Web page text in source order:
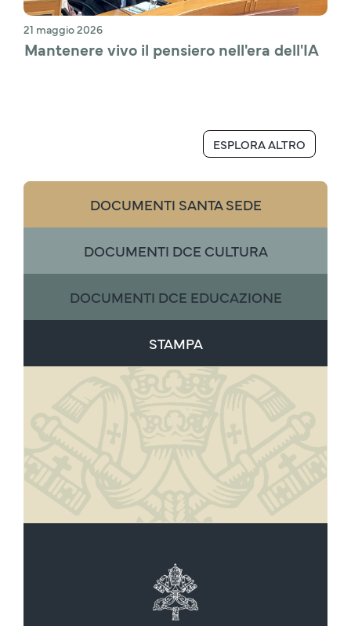
21 maggio 2026
Mantenere vivo il pensiero nell'era dell'IA
ESPLORA ALTRO
DOCUMENTI SANTA SEDE
DOCUMENTI DCE CULTURA
DOCUMENTI DCE EDUCAZIONE
STAMPA